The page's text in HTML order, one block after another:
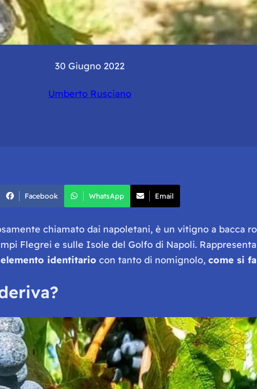
30 Giugno 2022
Umberto Rusciano
Facebook WhatsApp Email
chiamato dai napoletani, è un vitigno a bacca
Flegrei e sulle Isole del Golfo di Napoli.
identitario con tanto di nomignolo, come si